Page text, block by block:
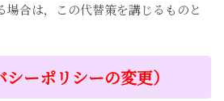
場合は，この代替策を講じるものと
ーポリシーの変更）